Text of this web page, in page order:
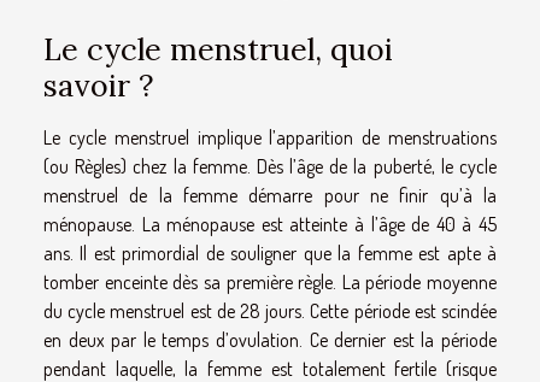
Le cycle menstruel, quoi
savoir ?
Le cycle menstruel implique l’apparition de menstruations
(ou Règles) chez la femme. Dès l’âge de la puberté, le cycle
menstruel de la femme démarre pour ne finir qu’à la
ménopause. La ménopause est atteinte à l’âge de 40 à 45
ans. Il est primordial de souligner que la femme est apte à
tomber enceinte dès sa première règle. La période moyenne
du cycle menstruel est de 28 jours. Cette période est scindée
en deux par le temps d’ovulation. Ce dernier est la période
pendant laquelle, la femme est totalement fertile (risque